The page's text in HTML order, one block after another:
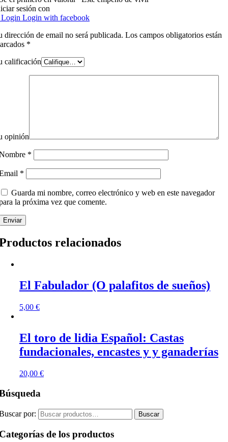
sesión con
Login Login with facebook
dirección de email no será publicada. Los campos obligatorios están
*
calificación
opinión
*
*
Guarda mi nombre, correo electrónico y web en este navegador
la próxima vez que comente.
relacionados
El Fabulador (O palafitos de sueños)
5,00 €
El toro de lidia Español: Castas
fundacionales, encastes y y ganaderías
20,00 €
por: Buscar
de los productos